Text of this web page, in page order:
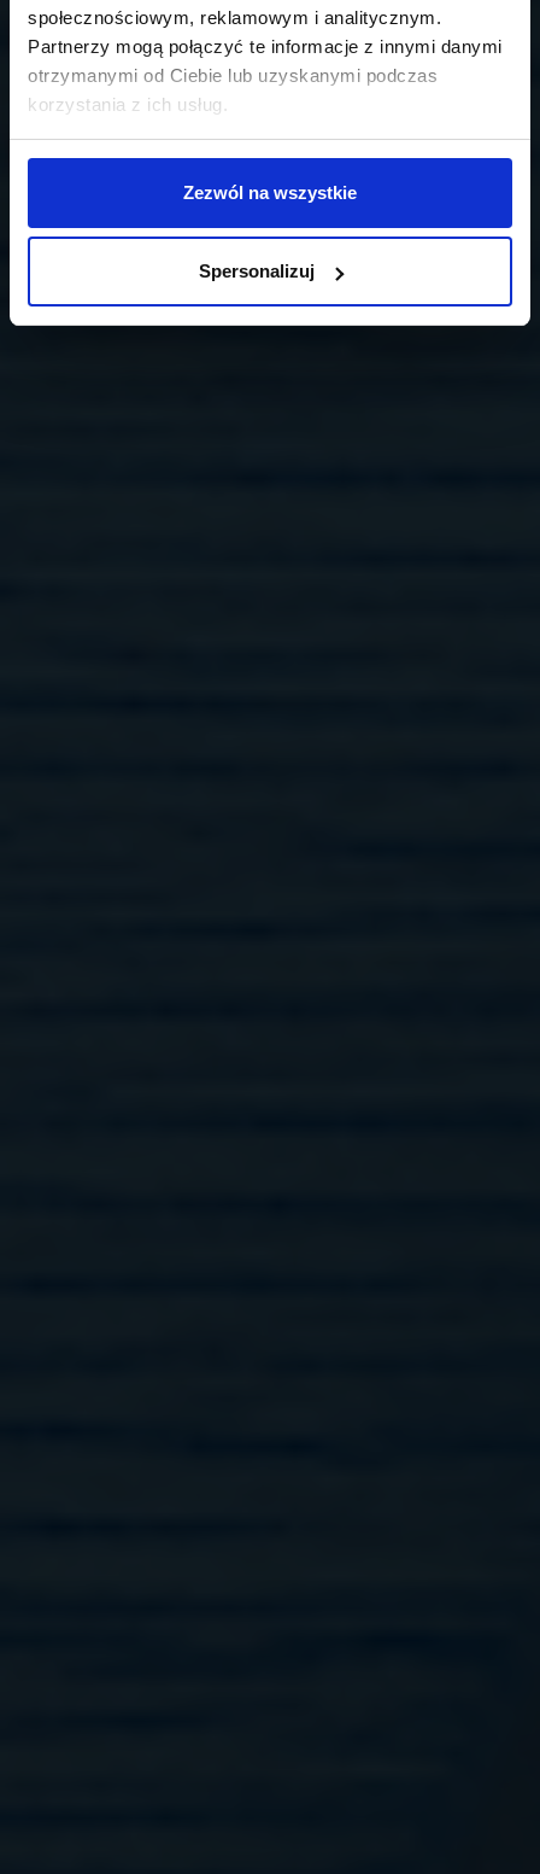
społecznościowym, reklamowym i analitycznym.
Partnerzy mogą połączyć te informacje z innymi danymi
otrzymanymi od Ciebie lub uzyskanymi podczas
korzystania z ich usług.
Zezwól na wszystkie
Spersonalizuj